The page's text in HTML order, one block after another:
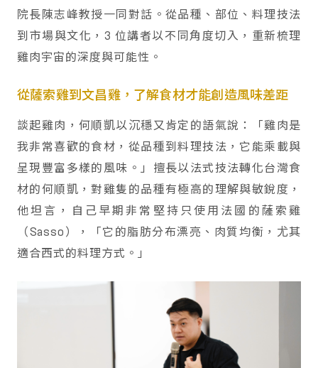
院長陳志峰教授一同對話。從品種、部位、料理技法
到市場與文化，3 位講者以不同角度切入，重新梳理
雞肉宇宙的深度與可能性。
從薩索雞到文昌雞，了解食材才能創造風味差距
談起雞肉，何順凱以沉穩又肯定的語氣說：「雞肉是
我非常喜歡的食材，從品種到料理技法，它能乘載與
呈現豐富多樣的風味。」擅長以法式技法轉化台灣食
材的何順凱，對雞隻的品種有極高的理解與敏銳度，
他坦言，自己早期非常堅持只使用法國的薩索雞
（Sasso），「它的脂肪分布漂亮、肉質均衡，尤其
適合西式的料理方式。」